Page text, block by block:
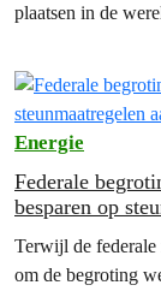
plaatsen in de
Energie
Federale
besparen op
Terwijl de federale
om de begroting